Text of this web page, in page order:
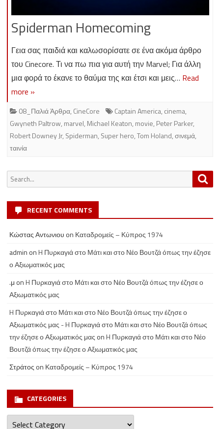
Spiderman Homecoming
Γεια σας παιδιά και καλωσορίσατε σε ένα ακόμα άρθρο
του Cinecore. Τι να πω πια για αυτή την Marvel; Για άλλη
μια φορά το έκανε το θαύμα της και έτσι και μεις… Read
more »
08_Παλιά Άρθρα, CineCore Captain America, cinema,
Gwyneth Paltrow, marvel, Michael Keaton, movie, Peter Parker,
Robert Downey Jr, Spiderman, Super hero,Tom Holand,σινεμά,
ταινία
Search
for:
RECENT COMMENTS
Κώστας Αντωνιου on Καταδρομείς – Κύπρος 1974
admin onH Πυρκαγιά στο Μάτι και στο Νέο Βουτζά όπως την έζησε
ο Αξιωματικός μας
.μ onH Πυρκαγιά στο Μάτι και στο Νέο Βουτζά όπως την έζησε ο
Αξιωματικός μας
H Πυρκαγιά στο Μάτι και στο Νέο Βουτζά όπως την έζησε ο
Αξιωματικός μας - H Πυρκαγιά στο Μάτι και στο Νέο Βουτζά όπως
την έζησε ο Αξιωματικός μαςonH Πυρκαγιά στο Μάτι και στο Νέο
Βουτζά όπως την έζησε ο Αξιωματικός μας
Στράτοςon Καταδρομείς – Κύπρος 1974
CATEGORIES
Categories